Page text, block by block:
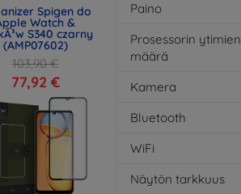
Spigen do
Watch &
S340 czarny
(AMP07602)
103,90 €
77,92 €
Paino
Prosessorin ytimien
määrä
Kamera
Bluetooth
WiFi
Näytön tarkkuus